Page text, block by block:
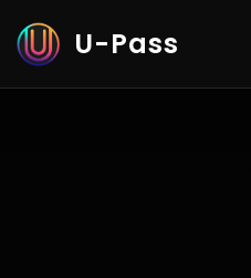
U-Pass